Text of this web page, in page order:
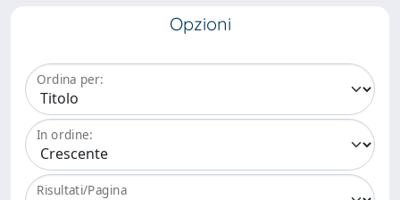
Opzioni
Ordina per:
In ordine:
Risultati/Pagina